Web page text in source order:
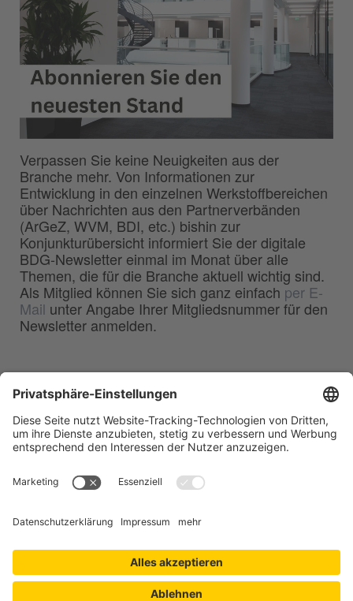
Verpassen Sie keine Neuigkeiten aus der
Branche mehr. Von Informationen zur
Entwicklung in den einzelnen Werkstoffbereichen
über Nachrichten aus den Partnerverbänden
(ArGeZ, WVM, BDI, etc.) bishin zur
Konjunkturübersicht informiert Sie der digitale
BDG-Newsletter einmal im Monat über alle
Themen, die für die Branche aktuell wichtig sind.
Als Mitglied können Sie sich ganz einfach per E-
Mail unter Angabe Ihrer Mitgliedsnummer für den
Newsletter anmelden.
Bundesverband der
Deutschen Gießerei-Industrie e.V.
40549 Düsseldorf
Telefon:0211 - 68 71 - 03
0211 - 68 71 - 3333
E-Mail:info(at)bdguss.de